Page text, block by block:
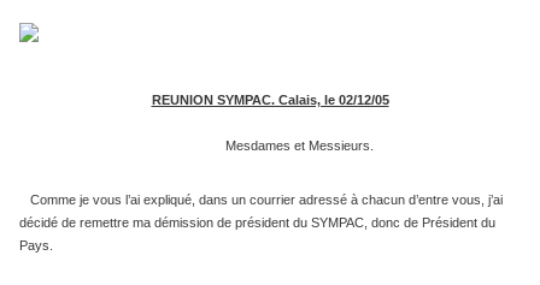
REUNION SYMPAC. Calais, le 02/12/05
Mesdames et Messieurs.
Comme je vous l’ai expliqué, dans un courrier adressé à chacun d’entre vous, j’ai
décidé de remettre ma démission de président du SYMPAC, donc de Président du
Pays.